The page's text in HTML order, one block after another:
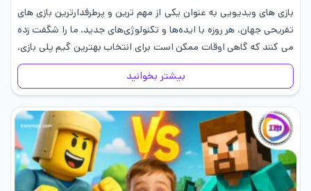
بازی ‌های ویدیویی به عنوان یکی از مهم ‌ترین و پرطرفدارترین بازی های
تفریحی جهان، هر روزه با ایده‌ها و تکنولوژی‌های جدید، ما را شگفت ‌زده
می ‌کنند که گاهی اوقات ممکن است برای انتخاب بهترین گیم پلی بازی،
گمراه…
بیشتر بخوانید